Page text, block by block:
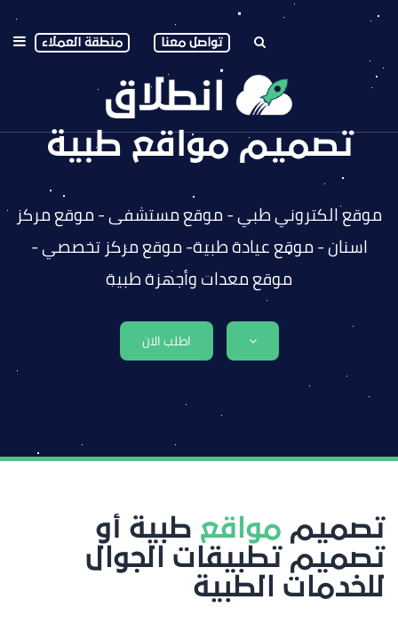
تواصل معنا منطقة العملاء
تصميم مواقع طبية
موقع الكتروني طبي - موقع مستشفى - موقع مركز
اسنان - موقع عيادة طبية- موقع مركز تخصصي -
موقع معدات وأجهزة طبية
اطلب الان
تصميم مواقع طبية أو
تصميم تطبيقات الجوال
للخدمات الطبية